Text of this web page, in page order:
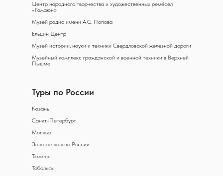
Центр народного творчества и художественных ремёсел
«Гамаюн»
Музей радио имени А.С. Попова
Ельцин Центр
Музей истории, науки и техники Свердловской железной дороги
Музейный комплекс гражданской и военной техники в Верхней
Пышме
Туры по России
Казань
Санкт-Петербург
Москва
Золотое кольцо России
Тюмень
Тобольск